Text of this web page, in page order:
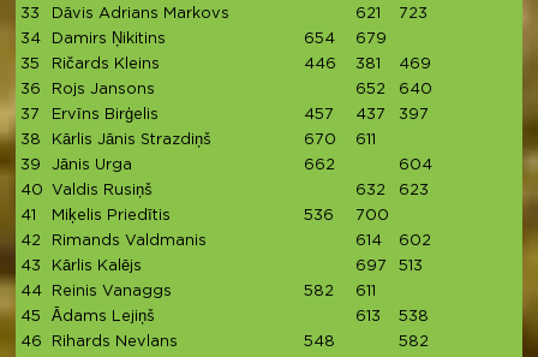
33
Dāvis Adrians Markovs 621 723
34
Damirs Ņikitins 654 679
35
Ričards Kleins 446 381 469
36
Rojs Jansons 652 640
37
Ervīns Birģelis 457 437 397
38
Kārlis Jānis Strazdiņš 670 611
39
Jānis Urga 662 604
40
Valdis Rusiņš 632 623
41
Miķelis Priedītis 536 700
42
Rimands Valdmanis 614 602
43
Kārlis Kalējs 697 513
44
Reinis Vanaggs 582 611
45
Ādams Lejiņš 613 538
46
Rihards Nevlans 548 582